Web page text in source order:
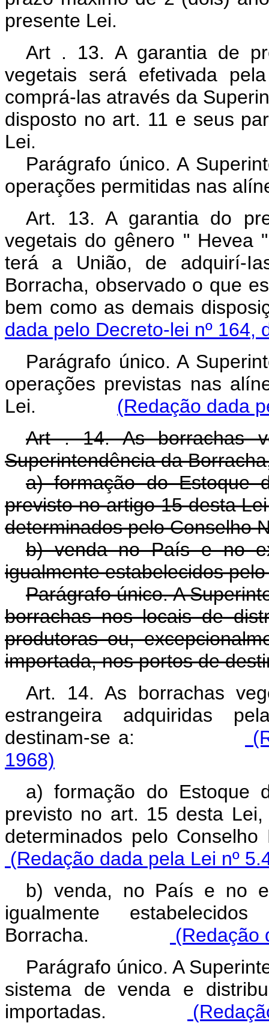
presente Lei.
Art . 13. A garantia de
vegetais será efetivada
comprá-las através da
disposto no art. 11 e seus
Lei.
Parágrafo único. A
operações permitidas nas
Art. 13. A garantia do
vegetais do gênero " Hevea
terá a União, de adquirí-
Borracha, observado o que
bem como as demais
dada pelo Decreto-lei nº 164,
Parágrafo único. A
operações previstas nas
Lei. (Redação dada
Art . 14. As borrachas
Superintendência da
a) formação do Estoque
previsto no artigo 15 desta
determinados pelo Conselho
b) venda no País e no
igualmente estabelecidos
Parágrafo único. A
borrachas nos locais de
produtoras ou,
importada, nos portos de
Art. 14. As borrachas
estrangeira adquiridas
destinam-se a:
1968)
a) formação do Estoque
previsto no art. 15 desta
determinados pelo
(Redação dada pela Lei nº
b) venda, no País e no
igualmente
Borracha.
(Redação
Parágrafo único. A
sistema de venda e
importadas.